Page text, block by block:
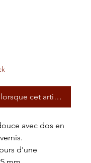
cet article est
avec dos en
d'une